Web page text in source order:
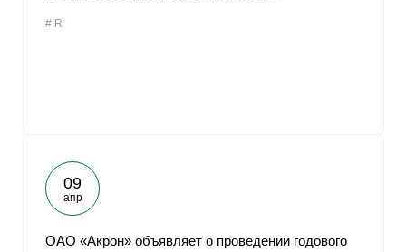
#IR
09
апр
ОАО «Акрон» объявляет о проведении годового